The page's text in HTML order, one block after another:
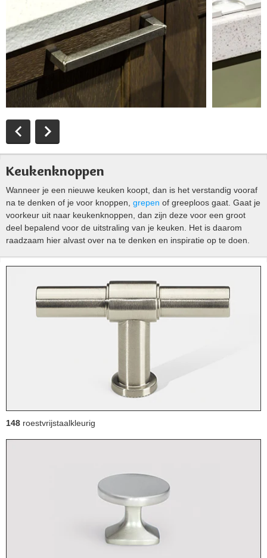
Keukenknoppen
Wanneer je een nieuwe keuken koopt, dan is het verstandig vooraf
na te denken of je voor knoppen, grepen of greeploos gaat. Gaat je
voorkeur uit naar keukenknoppen, dan zijn deze voor een groot
deel bepalend voor de uitstraling van je keuken. Het is daarom
raadzaam hier alvast over na te denken en inspiratie op te doen.
148 roestvrijstaalkleurig